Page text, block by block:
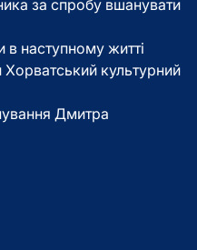
за спробу вшанувати
в наступному житті
Хорватський культурний
Дмитра